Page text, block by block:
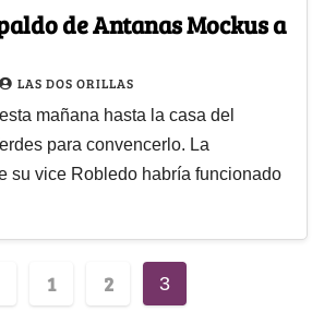
de Antanas Mockus a
LAS DOS ORILLAS
mañana hasta la casa del
para convencerlo. La
su vice Robledo habría funcionado
1 2 3